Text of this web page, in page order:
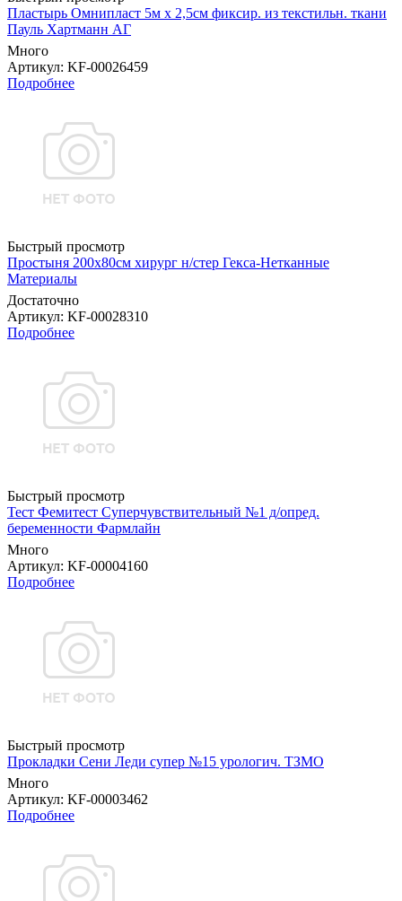
Пластырь Омнипласт 5м х 2,5см фиксир. из текстильн. ткани
Пауль Хартманн AГ
Много
Артикул: KF-00026459
Подробнее
Быстрый просмотр
Простыня 200х80см хирург н/стер Гекса-Нетканные
Материалы
Достаточно
Артикул: KF-00028310
Подробнее
Быстрый просмотр
Тест Фемитест Суперчувствительный №1 д/опред.
беременности Фармлайн
Много
Артикул: KF-00004160
Подробнее
Быстрый просмотр
Прокладки Сени Леди супер №15 урологич. ТЗМО
Много
Артикул: KF-00003462
Подробнее